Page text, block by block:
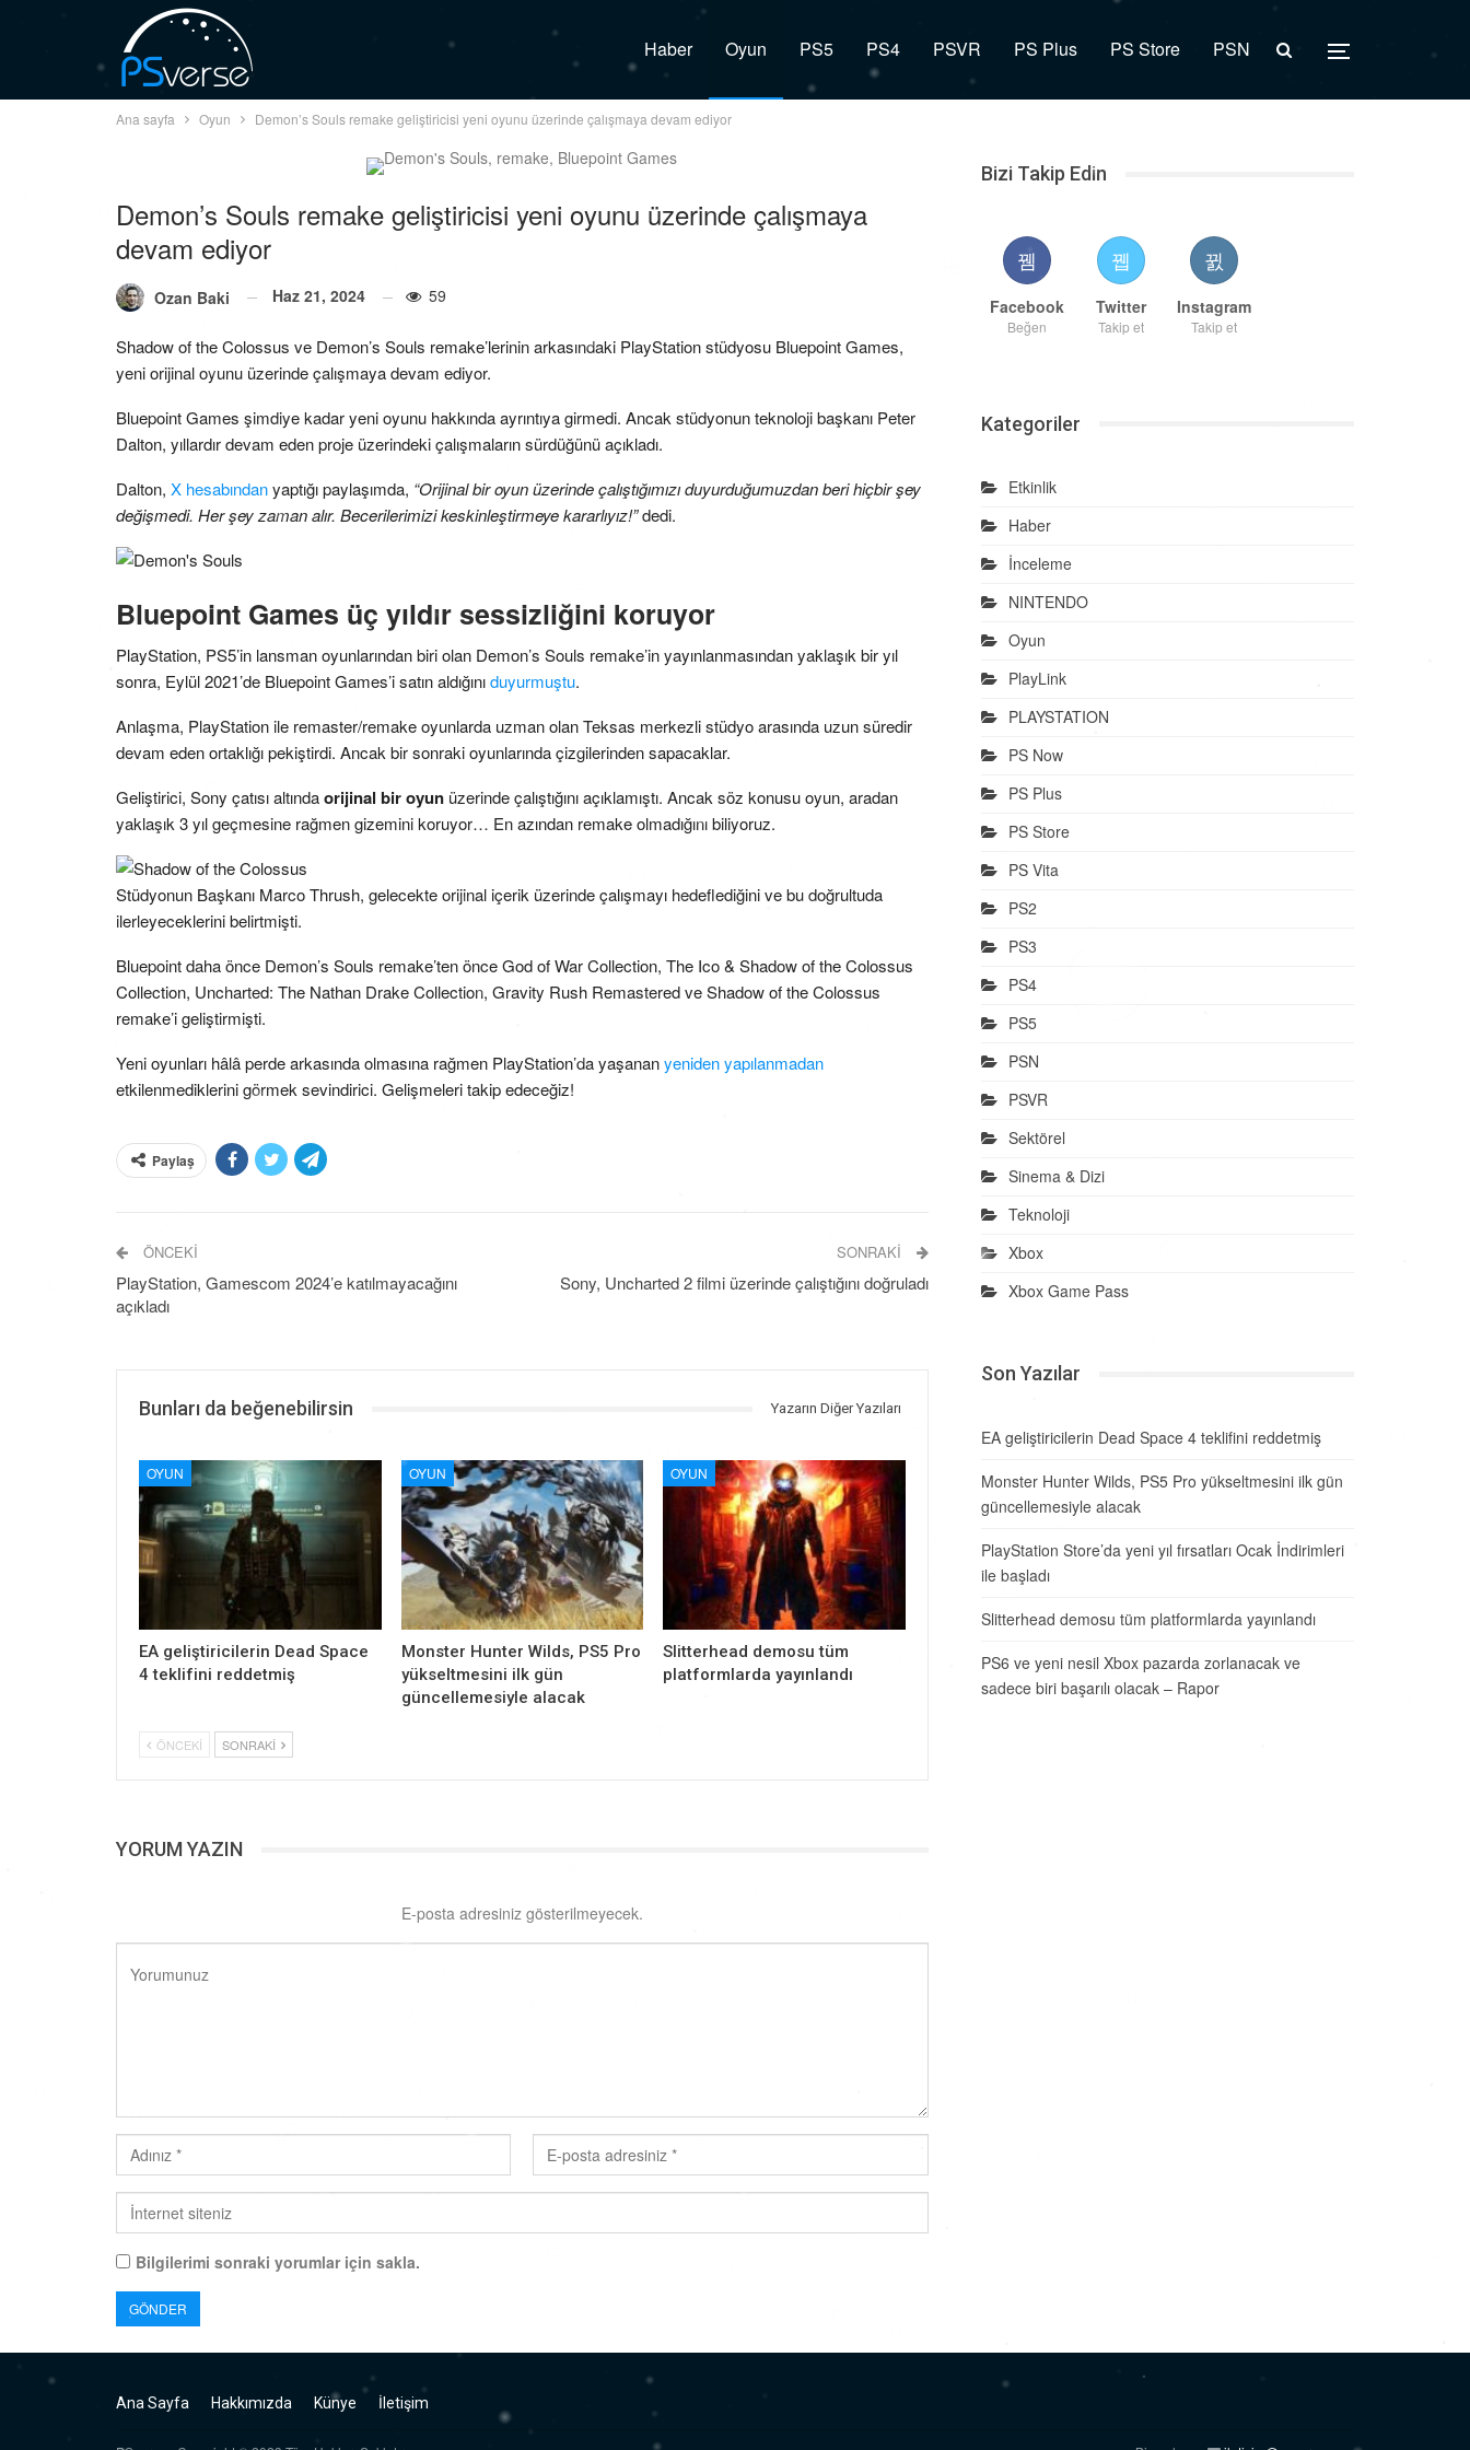
Haber Oyun PS5 PS4 PSVR PS Plus PS Store PSN
Ana sayfa Oyun Demon’s Souls remake geliştiricisi yeni oyunu üzerinde çalışmaya devam ediyor
Demon’s Souls remake geliştiricisi yeni oyunu üzerinde çalışmaya
devam ediyor
Ozan Baki Haz 21, 2024 59
Shadow of the Colossus ve Demon’s Souls remake’lerinin arkasındaki PlayStation stüdyosu Bluepoint Games,
yeni orijinal oyunu üzerinde çalışmaya devam ediyor.
Bluepoint Games şimdiye kadar yeni oyunu hakkında ayrıntıya girmedi. Ancak stüdyonun teknoloji başkanı Peter
Dalton, yıllardır devam eden proje üzerindeki çalışmaların sürdüğünü açıkladı.
Dalton, X hesabındanyaptığı paylaşımda, “Orijinal bir oyun üzerinde çalıştığımızı duyurduğumuzdan beri hiçbir şey
değişmedi. Her şey zaman alır. Becerilerimizi keskinleştirmeye kararlıyız!”dedi.
Bluepoint Games üç yıldır sessizliğini koruyor
PlayStation, PS5’in lansman oyunlarından biri olan Demon’s Souls remake’in yayınlanmasından yaklaşık bir yıl
sonra, Eylül 2021’de Bluepoint Games’i satın aldığınıduyurmuştu.
Anlaşma, PlayStation ile remaster/remake oyunlarda uzman olan Teksas merkezli stüdyo arasında uzun süredir
devam eden ortaklığı pekiştirdi. Ancak bir sonraki oyunlarında çizgilerinden sapacaklar.
Geliştirici, Sony çatısı altındaorijinal bir oyun üzerinde çalıştığını açıklamıştı. Ancak söz konusu oyun, aradan
yaklaşık 3 yıl geçmesine rağmen gizemini koruyor… En azından remake olmadığını biliyoruz.
Stüdyonun Başkanı Marco Thrush, gelecekte orijinal içerik üzerinde çalışmayı hedeflediğini ve bu doğrultuda
ilerleyeceklerini belirtmişti.
Bluepoint daha önce Demon’s Souls remake’ten önce God of War Collection, The Ico & Shadow of the Colossus
Collection, Uncharted: The Nathan Drake Collection, Gravity Rush Remastered ve Shadow of the Colossus
remake’i geliştirmişti.
Yeni oyunları hâlâ perde arkasında olmasına rağmen PlayStation’da yaşananyeniden yapılanmadan
etkilenmediklerini görmek sevindirici. Gelişmeleri takip edeceğiz!
Paylaş
ÖNCEKI
PlayStation, Gamescom 2024’e katılmayacağını
açıkladı
SONRAKI
Sony, Uncharted 2 filmi üzerinde çalıştığını doğruladı
Bunları da beğenebilirsin Yazarın Diğer Yazıları
OYUN
EA geliştiricilerin Dead Space
4 teklifini reddetmiş
OYUN
Monster Hunter Wilds, PS5 Pro
yükseltmesini ilk gün
güncellemesiyle alacak
OYUN
Slitterhead demosu tüm
platformlarda yayınlandı
ÖNCEKI SONRAKI
YORUM YAZIN
E-posta adresiniz gösterilmeyecek.
Bilgilerimi sonraki yorumlar için sakla.
Bizi Takip Edin
Facebook
Beğen
Twitter
Takip et
Instagram
Takip et
Kategoriler
Etkinlik
Haber
İnceleme
NINTENDO
Oyun
PlayLink
PLAYSTATION
PS Now
PS Plus
PS Store
PS Vita
PS2
PS3
PS4
PS5
PSN
PSVR
Sektörel
Sinema & Dizi
Teknoloji
Xbox
Xbox Game Pass
Son Yazılar
EA geliştiricilerin Dead Space 4 teklifini reddetmiş
Monster Hunter Wilds, PS5 Pro yükseltmesini ilk gün
güncellemesiyle alacak
PlayStation Store’da yeni yıl fırsatları Ocak İndirimleri
ile başladı
Slitterhead demosu tüm platformlarda yayınlandı
PS6 ve yeni nesil Xbox pazarda zorlanacak ve
sadece biri başarılı olacak – Rapor
Ana Sayfa Hakkımızda Künye İletişim